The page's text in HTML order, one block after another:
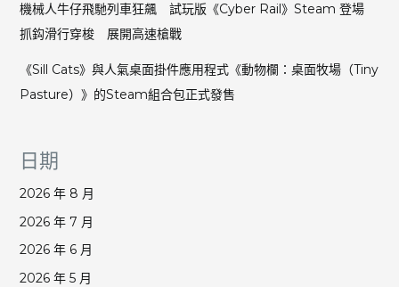
機械人牛仔飛馳列車狂飆 試玩版《Cyber Rail》Steam 登場
抓鈎滑行穿梭 展開高速槍戰
《Sill Cats》與人氣桌面掛件應用程式《動物欄：桌面牧場（Tiny
Pasture）》的Steam組合包正式發售
日期
2026 年 8 月
2026 年 7 月
2026 年 6 月
2026 年 5 月